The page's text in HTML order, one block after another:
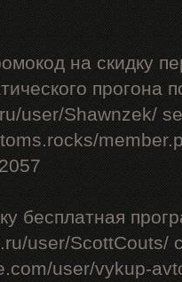
на скидку
прогона
user/Shawnzek/
бесплатная
user/ScottCouts/
user/vykup-